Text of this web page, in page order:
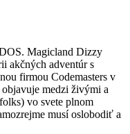
. Magicland Dizzy
akčných adventúr s
firmou Codemasters v
medzi živými a
vo svete plnom
musí oslobodiť a